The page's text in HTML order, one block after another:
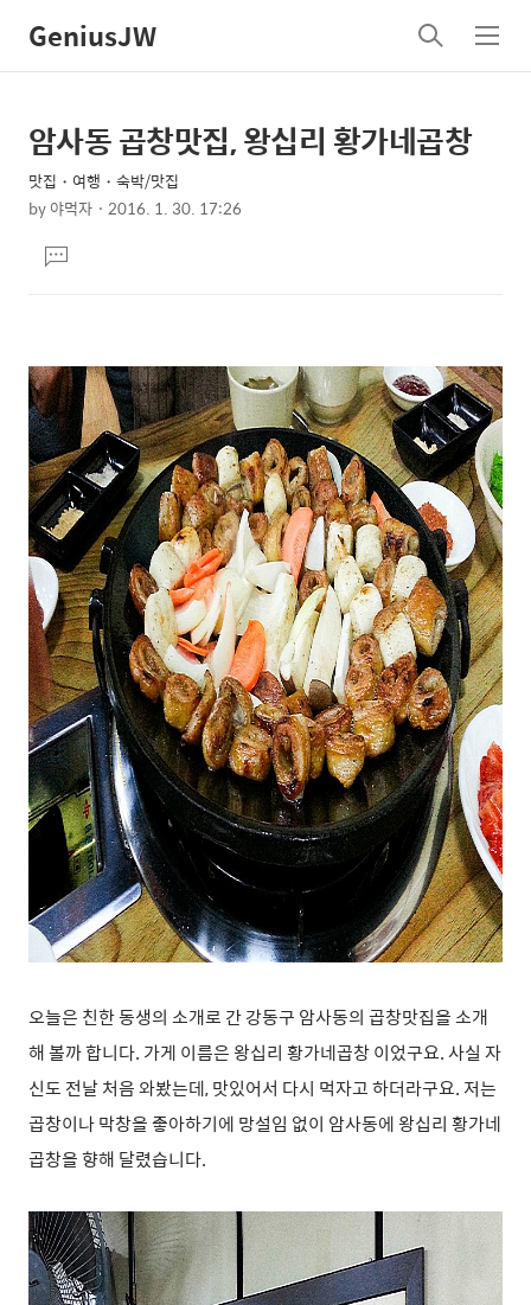
GeniusJW
검
색
메
뉴
상
세
컨
텐
츠
본
문
제
목
암사동 곱창맛집, 왕십리 황가네곱창
맛집・여행・숙박/맛집
by야먹자 2016. 1. 30. 17:26
문댓
글
오늘은 친한 동생의 소개로 간 강동구 암사동의 곱창맛집을 소개
해 볼까 합니다. 가게 이름은 왕십리 황가네곱창 이었구요. 사실 자
신도 전날 처음 와봤는데, 맛있어서 다시 먹자고 하더라구요. 저는
곱창이나 막창을 좋아하기에 망설임 없이 암사동에 왕십리 황가네
곱창을 향해 달렸습니다.